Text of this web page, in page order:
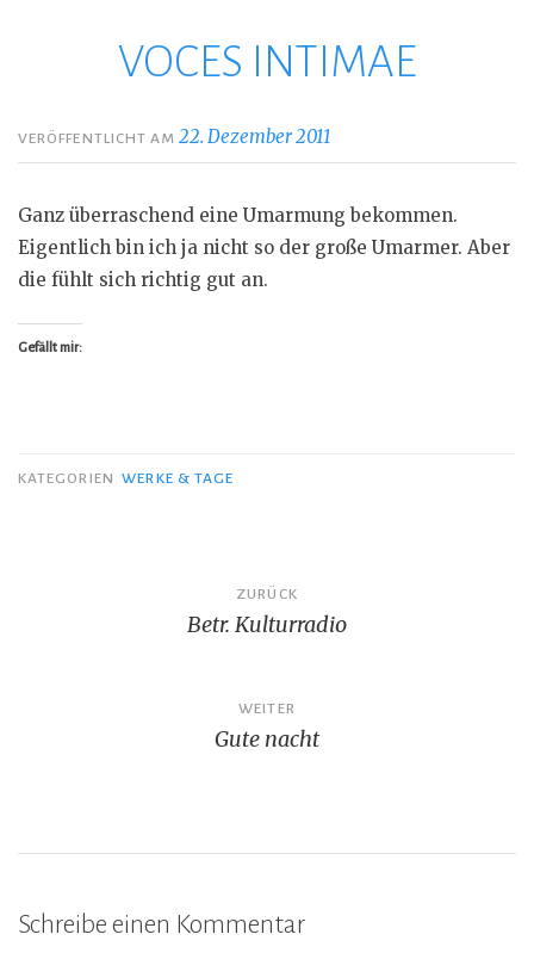
VOCES INTIMAE
VERÖFFENTLICHT AM22. Dezember 2011
Ganz überraschend eine Umarmung bekommen.
Eigentlich bin ich ja nicht so der große Umarmer. Aber
die fühlt sich richtig gut an.
Gefällt mir:
KATEGORIEN WERKE & TAGE
Beitragsnavigation
ZURÜCK
Betr. Kulturradio
WEITER
Gute nacht
Schreibe einen Kommentar